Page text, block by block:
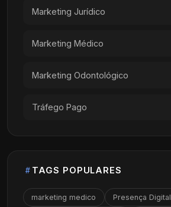
Marketing Jurídico
Marketing Médico
Marketing Odontológico
Tráfego Pago
TAGS POPULARES
marketing medico Presença Digital